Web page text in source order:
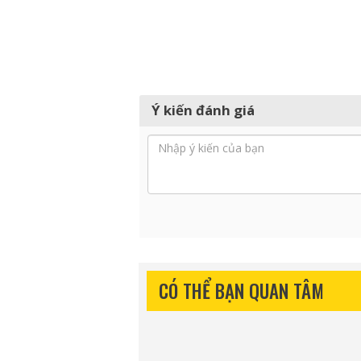
Ý kiến đánh giá
CÓ THỂ BẠN QUAN TÂM